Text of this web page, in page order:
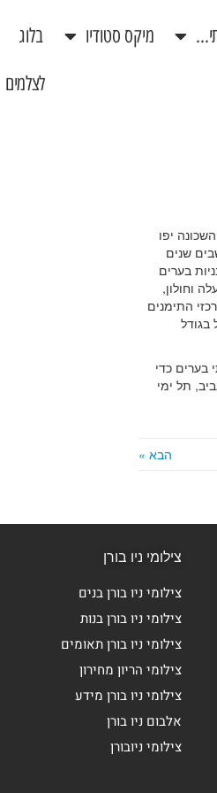
מיקס סטודיו בלוג
לצלמים
יפו
שנים
בערים
וחולון,
התימנים
בגודל
בערים כדי
תל ימי
הבא »
צילומי ניו בורן
צילומי ניו בורן בנים
צילומי ניו בורן בנות
צילומי ניו בורן תאומים
צילומי הריון מחירון
צילומי ניו בורן מידע
אלבום ניו בורן
צילומי ניובורן